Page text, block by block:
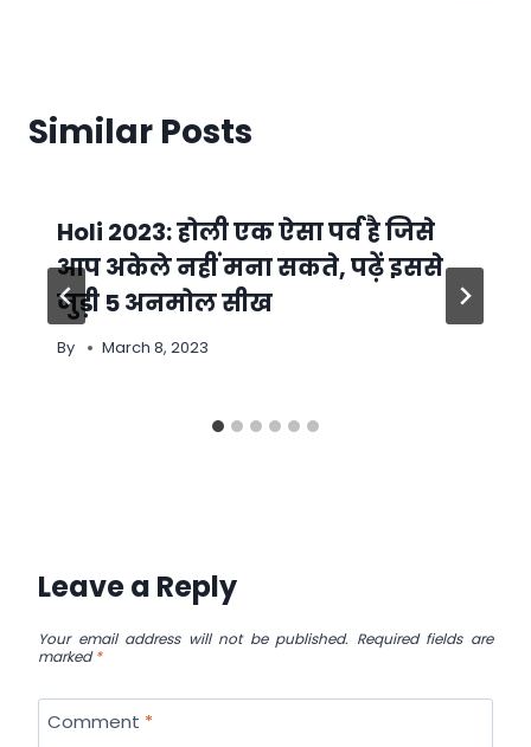
Similar Posts
Holi 2023: होली एक ऐसा पर्व है जिसे
आप अकेले नहीं मना सकते, पढ़ें इससे
जुड़ी 5 अनमोल सीख
By March 8, 2023
Leave a Reply
Your email address will not be published. Required fields are
marked*
Comment *